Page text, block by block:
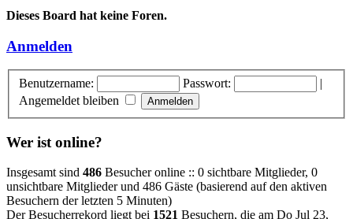
Dieses Board hat keine Foren.
Anmelden
Benutzername: Passwort:
|
Angemeldet bleiben
Wer ist online?
Insgesamt sind 486 Besucher online :: 0 sichtbare Mitglieder, 0
unsichtbare Mitglieder und 486 Gäste (basierend auf den aktiven
Besuchern der letzten 5 Minuten)
Der Besucherrekord liegt bei 1521 Besuchern, die am Do Jul 23,